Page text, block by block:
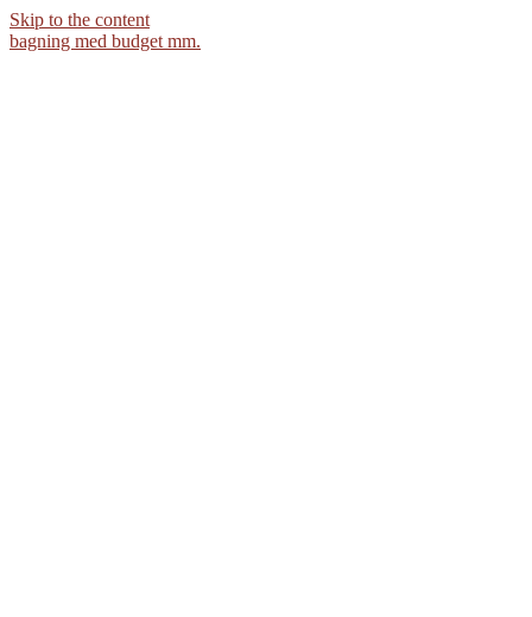
Skip to the content
bagning med budget mm.